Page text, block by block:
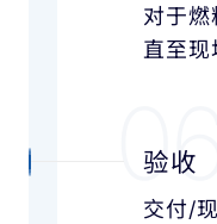
对于燃
直至现
06
验收
交付/